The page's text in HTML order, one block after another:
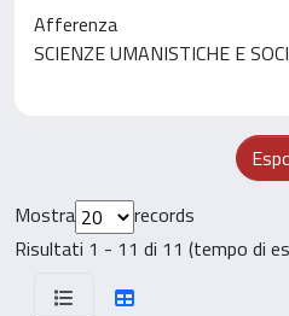
Afferenza
SCIENZE UMANISTICHE E
Mostra
records
Risultati 1 - 11 di 11 (tempo di